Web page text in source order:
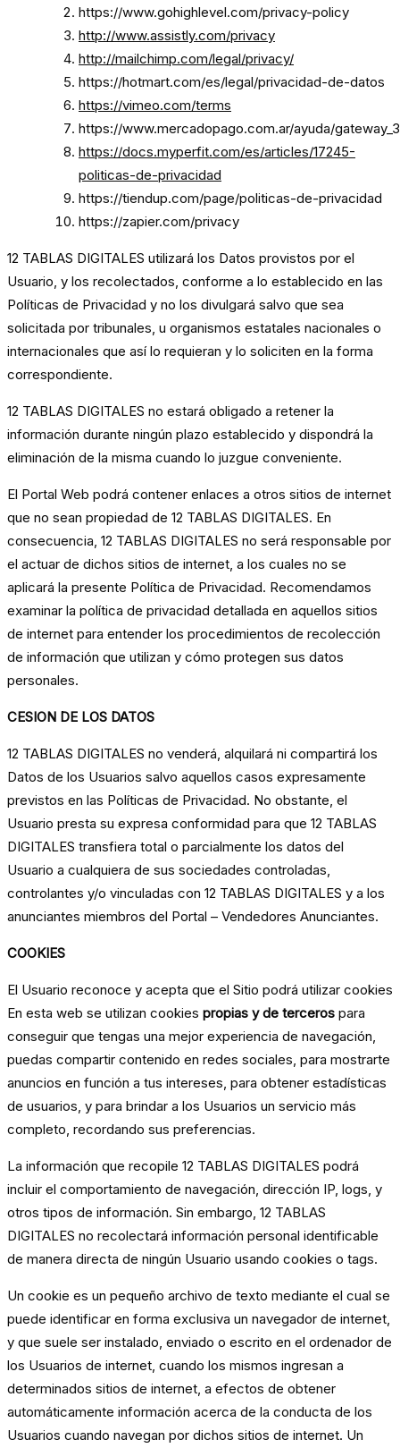
https://www.gohighlevel.com/privacy-policy
http://www.assistly.com/privacy
http://mailchimp.com/legal/privacy/
https://hotmart.com/es/legal/privacidad-de-datos
https://vimeo.com/terms
https://www.mercadopago.com.ar/ayuda/
https://docs.myperfit.com/es/articles/17245-
politicas-de-privacidad
https://tiendup.com/page/politicas-de-privacidad
https://zapier.com/privacy
12 TABLAS DIGITALES utilizará los Datos provistos por el
Usuario, y los recolectados, conforme a lo establecido en las
Políticas de Privacidad y no los divulgará salvo que sea
solicitada por tribunales, u organismos estatales nacionales o
internacionales que así lo requieran y lo soliciten en la forma
correspondiente.
12 TABLAS DIGITALES no estará obligado a retener la
información durante ningún plazo establecido y dispondrá la
eliminación de la misma cuando lo juzgue conveniente.
El Portal Web podrá contener enlaces a otros sitios de internet
que no sean propiedad de 12 TABLAS DIGITALES. En
consecuencia, 12 TABLAS DIGITALES no será responsable por
el actuar de dichos sitios de internet, a los cuales no se
aplicará la presente Política de Privacidad. Recomendamos
examinar la política de privacidad detallada en aquellos sitios
de internet para entender los procedimientos de recolección
de información que utilizan y cómo protegen sus datos
personales.
CESION DE LOS DATOS
12 TABLAS DIGITALES no venderá, alquilará ni compartirá los
Datos de los Usuarios salvo aquellos casos expresamente
previstos en las Políticas de Privacidad. No obstante, el
Usuario presta su expresa conformidad para que 12 TABLAS
DIGITALES transfiera total o parcialmente los datos del
Usuario a cualquiera de sus sociedades controladas,
controlantes y/o vinculadas con 12 TABLAS DIGITALES y a los
anunciantes miembros del Portal – Vendedores Anunciantes.
COOKIES
El Usuario reconoce y acepta que el Sitio podrá utilizar cookies
En esta web se utilizan cookies propias y de terceros para
conseguir que tengas una mejor experiencia de navegación,
puedas compartir contenido en redes sociales, para mostrarte
anuncios en función a tus intereses, para obtener estadísticas
de usuarios, y para brindar a los Usuarios un servicio más
completo, recordando sus preferencias.
La información que recopile 12 TABLAS DIGITALES podrá
incluir el comportamiento de navegación, dirección IP, logs, y
otros tipos de información. Sin embargo, 12 TABLAS
DIGITALES no recolectará información personal identificable
de manera directa de ningún Usuario usando cookies o tags.
Un cookie es un pequeño archivo de texto mediante el cual se
puede identificar en forma exclusiva un navegador de internet,
y que suele ser instalado, enviado o escrito en el ordenador de
los Usuarios de internet, cuando los mismos ingresan a
determinados sitios de internet, a efectos de obtener
automáticamente información acerca de la conducta de los
Usuarios cuando navegan por dichos sitios de internet. Un